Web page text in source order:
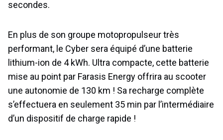
secondes.
En plus de son groupe motopropulseur très
performant, le Cyber sera équipé d’une batterie
lithium-ion de 4 kWh. Ultra compacte, cette batterie
mise au point par Farasis Energy offrira au scooter
une autonomie de 130 km ! Sa recharge complète
s’effectuera en seulement 35 min par l’intermédiaire
d’un dispositif de charge rapide !